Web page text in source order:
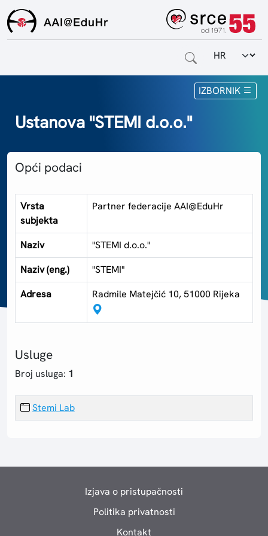
Odabir
IZBORNIK
Za krajnje korisnike
O sustavu
Ustanova "STEMI d.o.o."
Opći podaci
Vrsta
subjekta
Partner federacije AAI@EduHr
Naziv
"STEMI d.o.o."
Naziv (eng.)
"STEMI"
Adresa
Radmile Matejčić 10, 51000 Rijeka
Usluge
Broj usluga: 1
Stemi Lab
Izjava o pristupačnosti
Politika privatnosti
Kontakt